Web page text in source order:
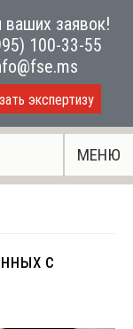
заявок!
100-33-55
экспертизу
МЕНЮ
с